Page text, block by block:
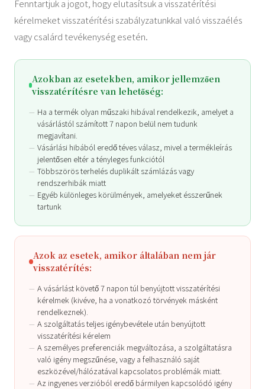
Fenntartjuk a jogot, hogy elutasítsuk a visszatérítési
kérelmeket visszatérítési szabályzatunkkal való visszaélés
vagy csalárd tevékenység esetén.
Azokban az esetekben, amikor jellemzően
visszatérítésre van lehetőség:
Ha a termék olyan műszaki hibával rendelkezik, amelyet a
vásárlástól számított 7 napon belül nem tudunk
megjavítani.
Vásárlási hibából eredő téves válasz, mivel a termékleírás
jelentősen eltér a tényleges funkciótól
Többszörös terhelés duplikált számlázás vagy
rendszerhibák miatt
Egyéb különleges körülmények, amelyeket ésszerűnek
tartunk
Azok az esetek, amikor általában nem jár
visszatérítés:
A vásárlást követő 7 napon túl benyújtott visszatérítési
kérelmek (kivéve, ha a vonatkozó törvények másként
rendelkeznek).
A szolgáltatás teljes igénybevétele után benyújtott
visszatérítési kérelem
A személyes preferenciák megváltozása, a szolgáltatásra
való igény megszűnése, vagy a felhasználó saját
eszközével/hálózatával kapcsolatos problémák miatt.
Az ingyenes verzióból eredő bármilyen kapcsolódó igény